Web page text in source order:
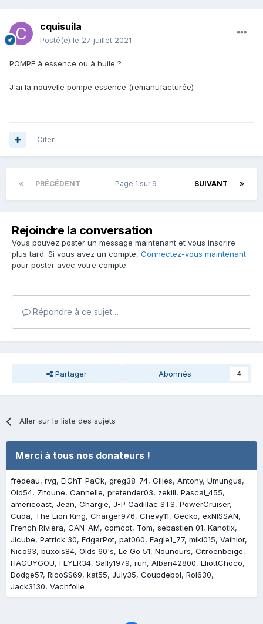
cquisuila
Posté(e) le 27 juillet 2021
POMPE à essence ou à huile ?
J'ai la nouvelle pompe essence (remanufacturée)
Citer
PRÉCÉDENT SUIVANT
Page 1 sur 9
Rejoindre la conversation
Vous pouvez poster un message maintenant et vous inscrire
plus tard. Si vous avez un compte, Connectez-vous maintenant
pour poster avec votre compte.
Répondre à ce sujet…
Partager Abonnés 4
Aller sur la liste des sujets
Merci à tous nos donateurs !
fredeau rvg EiGhT-PaCk greg38-74 Gilles Antony Umungus
Old54 Zitoune Cannelle pretender03 zekill Pascal_455
americoast Jean Chargie J-P Cadillac STS PowerCruiser
Cuda
The Lion King Charger976 Chevy11 Gecko exNISSAN
French Riviera CAN-AM comcot Tom sebastien 01 Kanotix
Jicube Patrick 30 EdgarPot pat060 Eagle1_77 miki015 Vaihlor
Nico93 buxois84 Olds 60's Le Go 51 Nounours Citroenbeige
HAGUYGOU FLYER34 Sally1979 run Alban42800 EliottChoco
Dodge57 RicoSS69 kat55 July35 Coupdebol Rol630
Jack3130 Vachfolle